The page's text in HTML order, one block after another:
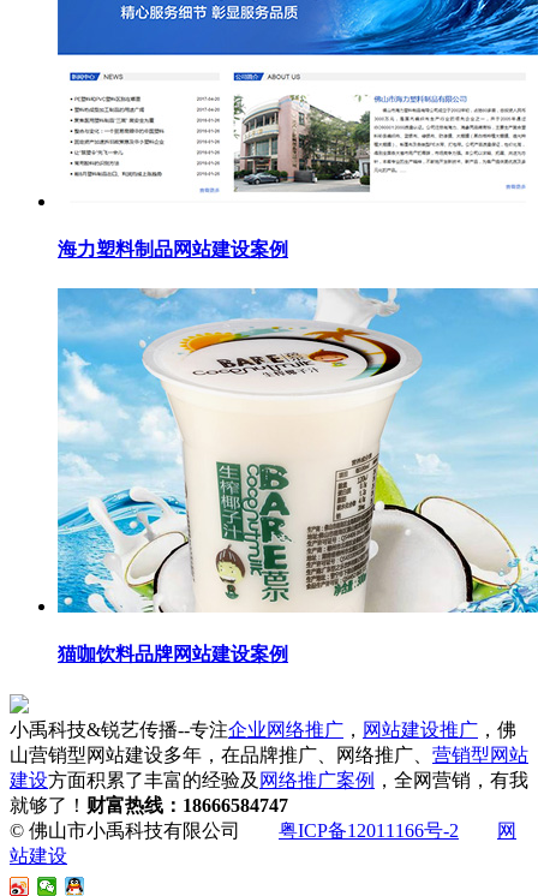
海力塑料制品网站建设案例
猫咖饮料品牌网站建设案例
小禹科技&锐艺传播--专注企业网络推广 ， 网站建设推广 ，佛
山营销型网站建设多年，在品牌推广、网络推广、 营销型网站
建设方面积累了丰富的经验及 网络推广案例 ，全网营销，有我
就够了！ 财富热线：18666584747
© 佛山市小禹科技有限公司 粤ICP备12011166号-2
网
站建设